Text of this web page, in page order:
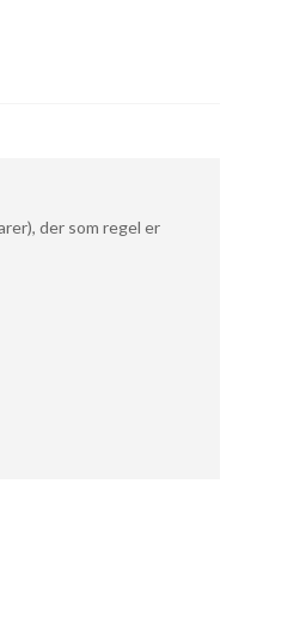
der som regel er